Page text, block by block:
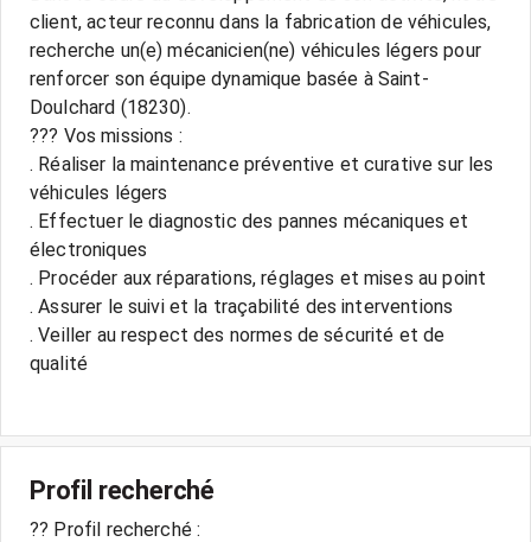
client, acteur reconnu dans la fabrication de véhicules,
recherche un(e) mécanicien(ne) véhicules légers pour
renforcer son équipe dynamique basée à Saint-
Doulchard (18230).
??? Vos missions :
. Réaliser la maintenance préventive et curative sur les
véhicules légers
. Effectuer le diagnostic des pannes mécaniques et
électroniques
. Procéder aux réparations, réglages et mises au point
. Assurer le suivi et la traçabilité des interventions
. Veiller au respect des normes de sécurité et de
qualité
Profil recherché
?? Profil recherché :